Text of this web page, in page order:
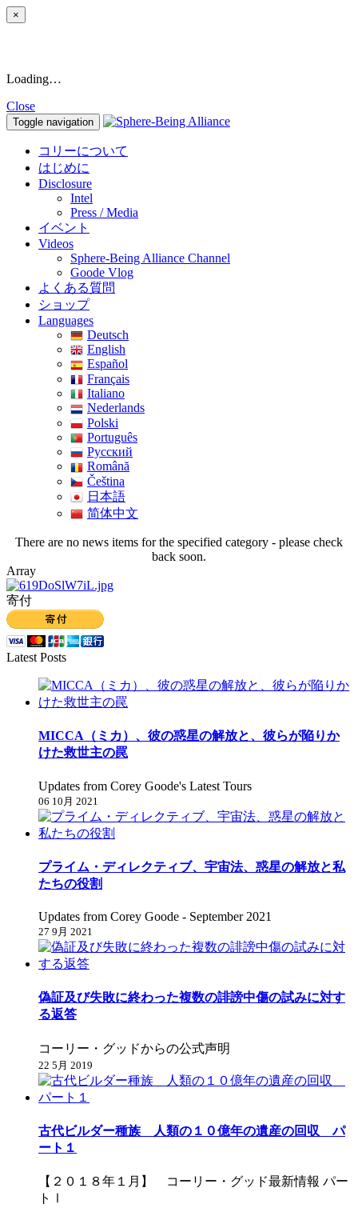
×
Loading…
Close
Toggle navigation
コリーについて
はじめに
Disclosure
Intel
Press / Media
イベント
Videos
Sphere-Being Alliance Channel
Goode Vlog
よくある質問
ショップ
Languages
Deutsch
English
Español
Français
Italiano
Nederlands
Polski
Português
Pусский
Română
Čeština
日本語
简体中文
There are no news items for the specified category - please check
back soon.
Array
寄付
Latest Posts
MICCA（ミカ）、彼の惑星の解放と、彼らが陥りか
けた救世主の罠
Updates from Corey Goode's Latest Tours
06 10月 2021
プライム・ディレクティブ、宇宙法、惑星の解放と私
たちの役割
Updates from Corey Goode - September 2021
27 9月 2021
偽証及び失敗に終わった複数の誹謗中傷の試みに対す
る返答
コーリー・グッドからの公式声明
22 5月 2019
古代ビルダー種族 人類の１０億年の遺産の回収 パ
ート１
【２０１８年１月】 コーリー・グッド最新情報 パー
トⅠ